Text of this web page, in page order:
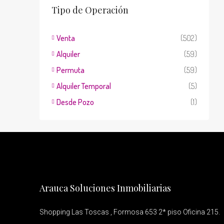
Tipo de Operación
Venta
(502)
Alquiler
(59)
Permuta
(59)
Alquiler Temporal
(5)
Desde Pozo
(1)
Arauca Soluciones Inmobiliarias
Shopping Las Toscas , Formosa 653 2* piso Oficina 215.